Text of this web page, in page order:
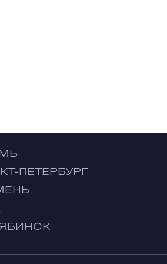
ПЕТЕРБУРГ